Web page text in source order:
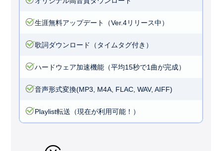
生涯無料アップデート（Ver.4リリース中）
歌詞ダウンロード（タイムタグ付き）
ハードウェア加速機能（平均15秒で1曲が完成）
音声形式変換(MP3, M4A, FLAC, WAV, AIFF)
Playlist転送（現在が利用可能！）